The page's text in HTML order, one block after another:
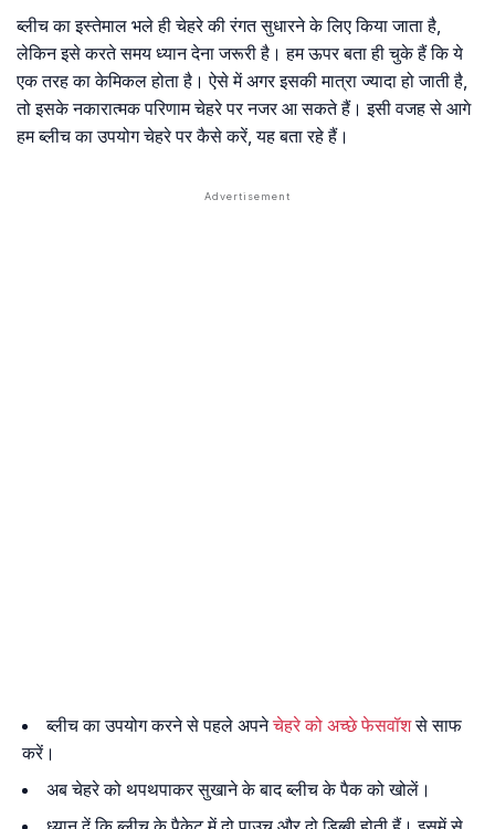
ब्लीच का इस्तेमाल भले ही चेहरे की रंगत सुधारने के लिए किया जाता है,
लेकिन इसे करते समय ध्यान देना जरूरी है। हम ऊपर बता ही चुके हैं कि ये
एक तरह का केमिकल होता है। ऐसे में अगर इसकी मात्रा ज्यादा हो जाती है,
तो इसके नकारात्मक परिणाम चेहरे पर नजर आ सकते हैं। इसी वजह से आगे
हम ब्लीच का उपयोग चेहरे पर कैसे करें, यह बता रहे हैं।
ब्लीच का उपयोग करने से पहले अपनेचेहरे को अच्छे फेसवॉशसे साफ
करें।
अब चेहरे को थपथपाकर सुखाने के बाद ब्लीच के पैक को खोलें।